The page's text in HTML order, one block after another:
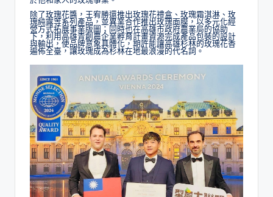
除了玫瑰花醬，王宥勝還推出玫瑰花禮盒、玫瑰霜淇淋、玫
瑰純露等系列產品，並異業合作推出玫瑰面膜，以多元化經
營方式拓展事業版圖；同時也在高雄市政府農業局的協助
下，利用高雄青創農企業孵育計畫資源完成產品包裝的設計
與輸出，使品牌意象具體化，期許能讓高雄杉林的玫瑰花香
遍佈全臺，讓玫瑰成為杉林在地最浪漫的代名詞。